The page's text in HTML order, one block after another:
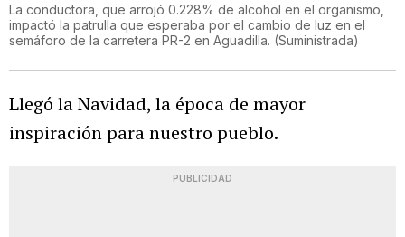
La conductora, que arrojó 0.228% de alcohol en el organismo,
impactó la patrulla que esperaba por el cambio de luz en el
semáforo de la carretera PR-2 en Aguadilla. (Suministrada)
Llegó la Navidad, la época de mayor
inspiración para nuestro pueblo.
PUBLICIDAD